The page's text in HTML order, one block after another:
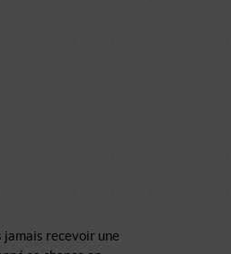
jamais recevoir une